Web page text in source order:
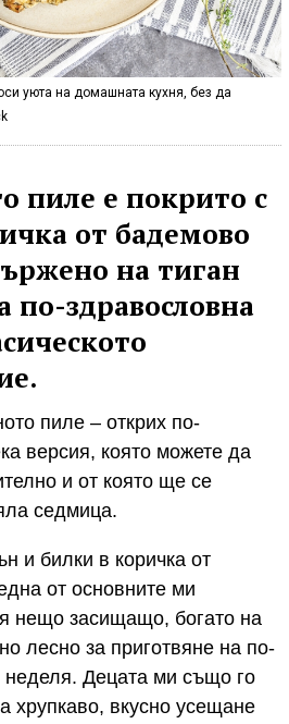
уюта на домашната кухня, без да
пиле е покрито с
от бадемово
на тиган
по-здравословна
пиле – открих по-
версия, която можете да
и от която ще се
седмица.
и билки в коричка от
от основните ми
нещо засищащо, богато на
лесно за приготвяне на по-
неделя. Децата ми също го
хрупкаво, вкусно усещане